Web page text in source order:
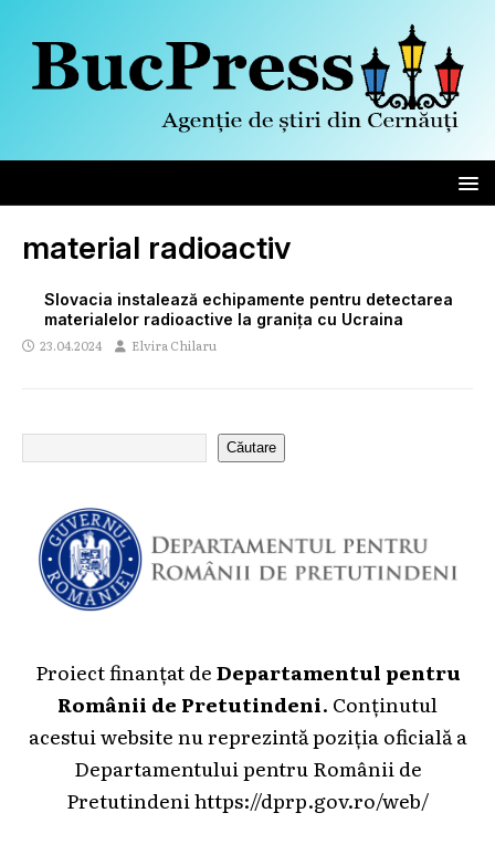
material radioactiv
Slovacia instalează echipamente pentru detectarea
materialelor radioactive la granița cu Ucraina
23.04.2024 Elvira Chilaru
Căutare
Proiect finanțat deDepartamentul pentru
Românii de Pretutindeni. Conținutul
acestui website nu reprezintă poziția oficială a
Departamentului pentru Românii de
Pretutindeni https://dprp.gov.ro/web/